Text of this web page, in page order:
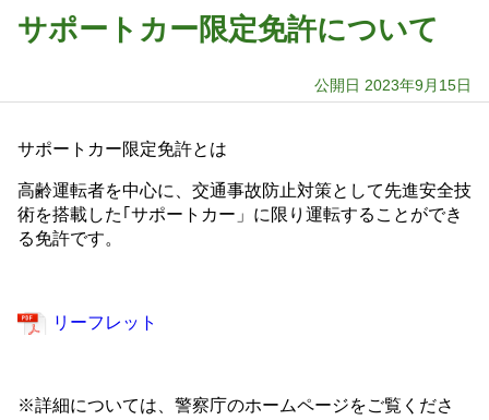
サポートカー限定免許について
公開日 2023年9月15日
サポートカー限定免許とは
高齢運転者を中心に、交通事故防止対策として先進安全技
術を搭載した｢サポートカー」に限り運転することができ
る免許です。
リーフレット
※詳細については、警察庁のホームページをご覧くださ